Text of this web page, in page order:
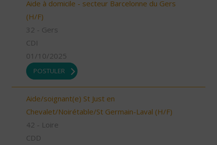
Aide à domicile - secteur Barcelonne du Gers
(H/F)
32 - Gers
CDI
01/10/2025
POSTULER
Aide/soignant(e) St Just en
Chevalet/Noirétable/St Germain-Laval (H/F)
42 - Loire
CDD